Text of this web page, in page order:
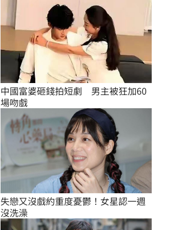
中國富婆砸錢拍短劇　男主被狂加60
場吻戲
失戀又沒戲約重度憂鬱！女星認一週
沒洗澡